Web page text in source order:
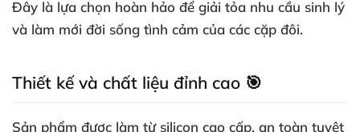
Đây là lựa chọn hoàn hảo để giải tỏa nhu cầu sinh lý
và làm mới đời sống tình cảm của các cặp đôi.
Thiết kế và chất liệu đỉnh cao 🎯
Sản phẩm được làm từ silicon cao cấp, an toàn tuyệt